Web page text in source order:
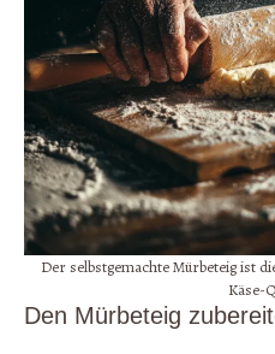
Der selbstgemachte Mürbeteig ist
Käse-
Den Mürbeteig